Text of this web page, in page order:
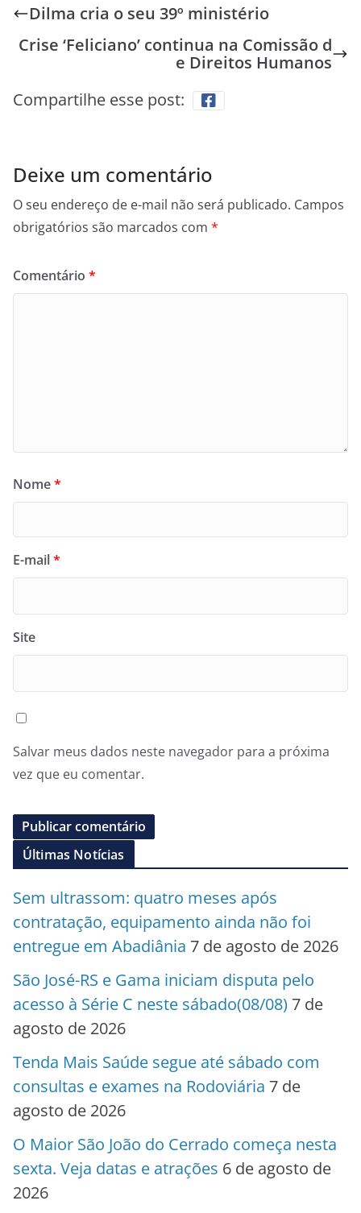
Dilma cria o seu 39º ministério
Crise ‘Feliciano’ continua na Comissão d
e Direitos Humanos
Compartilhe esse post:
Deixe um comentário
O seu endereço de e-mail não será publicado. Campos
obrigatórios são marcados com *
Comentário *
Nome*
E-mail*
Site
Salvar meus dados neste navegador para a próxima
vez que eu comentar.
Últimas Notícias
Sem ultrassom: quatro meses após
contratação, equipamento ainda não foi
entregue em Abadiânia 7 de agosto de 2026
São José-RS e Gama iniciam disputa pelo
acesso à Série C neste sábado(08/08) 7 de
agosto de 2026
Tenda Mais Saúde segue até sábado com
consultas e exames na Rodoviária 7 de
agosto de 2026
O Maior São João do Cerrado começa nesta
sexta. Veja datas e atrações 6 de agosto de
2026